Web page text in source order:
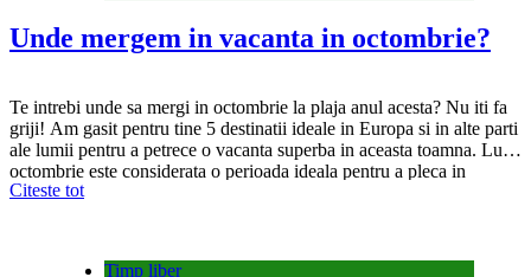
Unde mergem in vacanta in octombrie?
Te intrebi unde sa mergi in octombrie la plaja anul acesta? Nu iti fa
griji! Am gasit pentru tine 5 destinatii ideale in Europa si in alte parti
ale lumii pentru a petrece o vacanta superba in aceasta toamna. Luna
octombrie este considerata o perioada ideala pentru a pleca in
vacanta din mai multe motive:…
Citeste tot
Timp liber